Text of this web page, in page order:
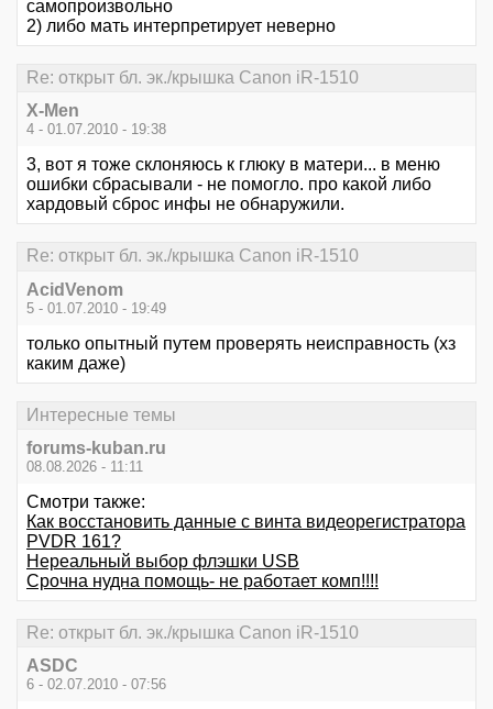
самопроизвольно
2) либо мать интерпретирует неверно
Re: открыт бл. эк./крышка Canon iR-1510
X-Men
4 - 01.07.2010 - 19:38
3, вот я тоже склоняюсь к глюку в матери... в меню
ошибки сбрасывали - не помогло. про какой либо
хардовый сброс инфы не обнаружили.
Re: открыт бл. эк./крышка Canon iR-1510
AcidVenom
5 - 01.07.2010 - 19:49
только опытный путем проверять неисправность (хз
каким даже)
Интересные темы
forums-kuban.ru
08.08.2026 - 11:11
Смотри также:
Как восстановить данные с винта видеорегистратора
PVDR 161?
Нереальный выбор флэшки USB
Срочна нудна помощь- не работает комп!!!!
Re: открыт бл. эк./крышка Canon iR-1510
ASDC
6 - 02.07.2010 - 07:56